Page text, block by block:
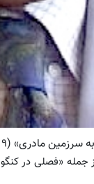
که به فارسی نیز ترجمه شده‌است.
جمله «فصلی در